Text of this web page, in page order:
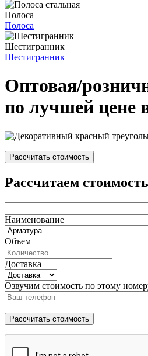
Полоса
Полоса
Шестигранник
Шестигранник
Оптовая/
по лучшей цене
Рассчитать стоимость
Рассчитаем
Наименование
Объем
Доставка
Озвучим стоимость по этому